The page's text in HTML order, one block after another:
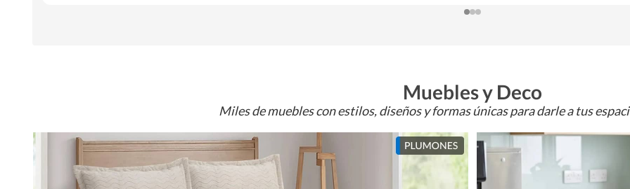
Muebles y Deco
Miles de muebles con estilos, diseños y formas únicas para darle a tus